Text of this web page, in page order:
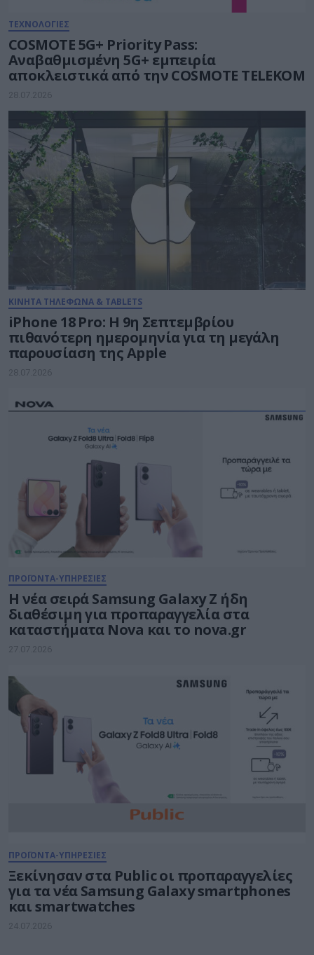
ΤΕΧΝΟΛΟΓΙΕΣ
COSMOTE 5G+ Priority Pass:
Αναβαθμισμένη 5G+ εμπειρία
αποκλειστικά από την COSMOTE TELEKOM
28.07.2026
ΚΙΝΗΤΑ ΤΗΛΕΦΩΝΑ & TABLETS
iPhone 18 Pro: H 9η Σεπτεμβρίου
πιθανότερη ημερομηνία για τη μεγάλη
παρουσίαση της Apple
28.07.2026
ΠΡΟΪΟΝΤΑ-ΥΠΗΡΕΣΙΕΣ
Η νέα σειρά Samsung Galaxy Ζ ήδη
διαθέσιμη για προπαραγγελία στα
καταστήματα Nova και το nova.gr
27.07.2026
ΠΡΟΪΟΝΤΑ-ΥΠΗΡΕΣΙΕΣ
Ξεκίνησαν στα Public οι προπαραγγελίες
για τα νέα Samsung Galaxy smartphones
και smartwatches
24.07.2026